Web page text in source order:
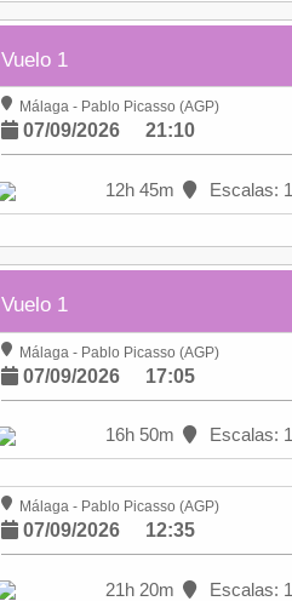
Vuelo 1
Málaga - Pablo Picasso (AGP)
07/09/2026 21:10
12h 45m Escalas: 1
Vuelo 1
Málaga - Pablo Picasso (AGP)
07/09/2026 17:05
16h 50m Escalas: 1
Málaga - Pablo Picasso (AGP)
07/09/2026 12:35
21h 20m Escalas: 1